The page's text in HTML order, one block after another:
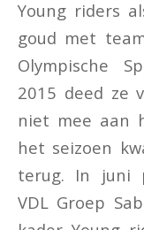
Young riders
goud met
Olympische
2015 deed ze
niet mee aan
het seizoen
terug. In juni
VDL Groep